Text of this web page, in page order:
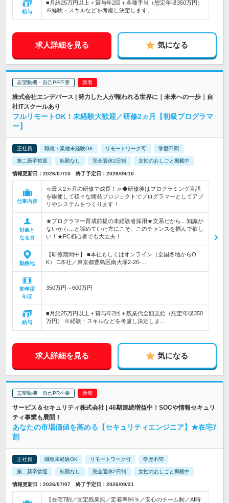
給与
■月給25万円以上＋賞与年2回＋各種手当（想定年収350万円）
※経験・スキルなどを考慮し決定します。 …
求人詳細を見る 気になる
志望動機・自己PR不要
株式会社エンデバース | 努力した人が報われる世界に｜未来への一歩｜自
社ITスクールあり
フルリモートOK！未経験大歓迎／研修2ヵ月【初級プログラマ
ー】
正社員 職種・業種未経験OK リモートワーク可 学歴不問
第二新卒歓迎 転勤なし 完全週休2日制 女性のおしごと掲載中
情報更新日：2026/07/10 終了予定日：2026/09/10
仕事内容
≪最大2ヵ月の研修で成長！≫◆研修後はプログラミング言語
を駆使して様々な開発プロジェクトでプログラマーとしてアプ
リやシステムをつくります！
対象と
なる方
★プログラマー育成前提の未経験者採用★文系だから…知識が
ないから…と諦めていた方にこそ、このチャンスを掴んで欲し
い！★PC初心者でも大丈夫！
勤務地
【研修期間中】 ■本社もしくはオンライン（全国各地からO
K） □本社／東京都豊島区南大塚2-26-…
初年度
年収
350万円～600万円
給与
■月給25万円以上＋賞与年2回＋残業代全額支給（想定年収350
万円） ※経験・スキルなどを考慮し決定しま…
求人詳細を見る 気になる
志望動機・自己PR不要
サービス＆セキュリティ株式会社 | 46期連続増益中！SOCや情報セキュリ
ティ事業も展開！
あなたの市場価値を高める【セキュリティエンジニア】★在宅7
割
正社員 職種未経験OK リモートワーク可 学歴不問
第二新卒歓迎 転勤なし 完全週休2日制 女性のおしごと掲載中
情報更新日：2026/07/07 終了予定日：2026/09/21
【在宅7割／固定残業無／定着率94％／安心のチーム制／AI時